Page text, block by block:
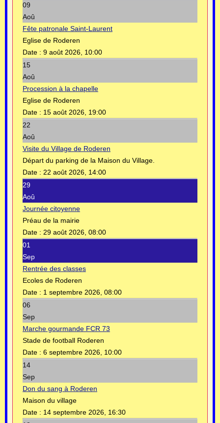
09
Aoû
Fête patronale Saint-Laurent
Eglise de Roderen
Date : 9 août 2026, 10:00
15
Aoû
Procession à la chapelle
Eglise de Roderen
Date : 15 août 2026, 19:00
22
Aoû
Visite du Village de Roderen
Départ du parking de la Maison du Village.
Date : 22 août 2026, 14:00
29
Aoû
Journée citoyenne
Préau de la mairie
Date : 29 août 2026, 08:00
01
Sep
Rentrée des classes
Ecoles de Roderen
Date : 1 septembre 2026, 08:00
06
Sep
Marche gourmande FCR 73
Stade de football Roderen
Date : 6 septembre 2026, 10:00
14
Sep
Don du sang à Roderen
Maison du village
Date : 14 septembre 2026, 16:30